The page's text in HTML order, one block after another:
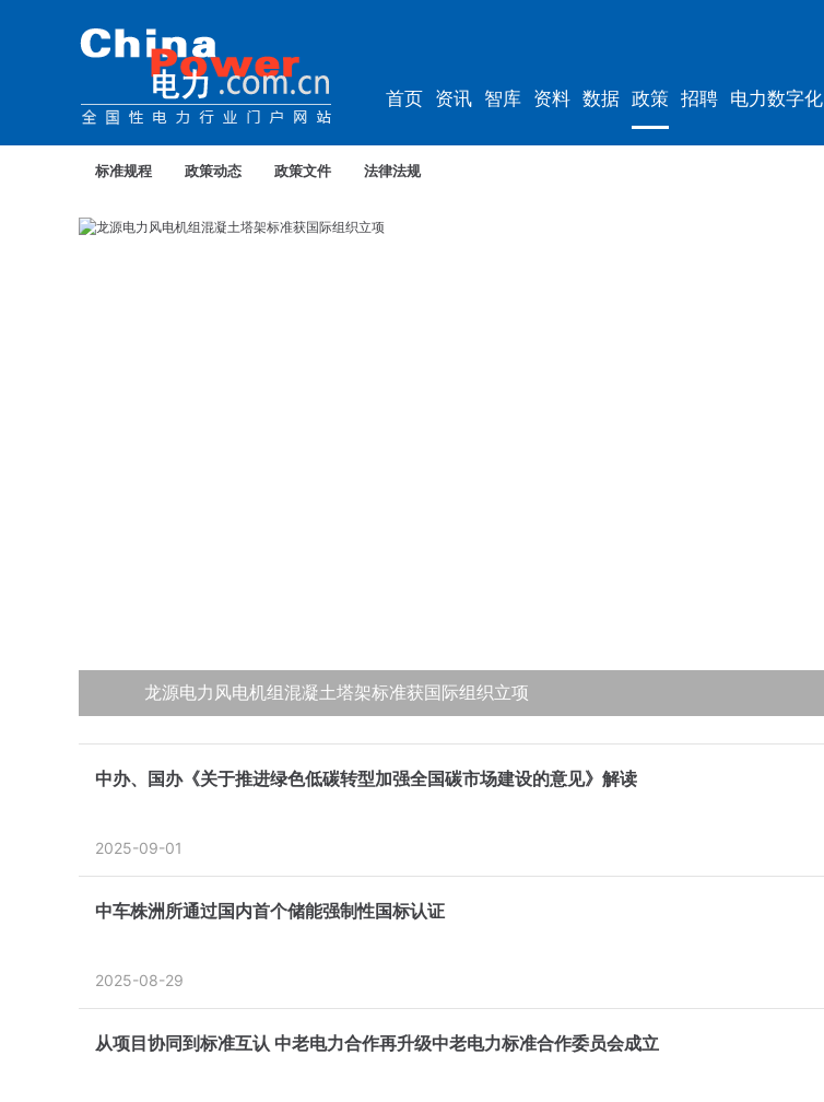
首页 资讯 智库 资料 数据 政策 招聘 电力数字化
标准规程 政策动态 政策文件 法律法规
华能实现水处理领域国际标准立项“零”突破
1 2 3 4 5
中办、国办《关于推进绿色低碳转型加强全国碳市场建设的意见》解读
2025-09-01
中车株洲所通过国内首个储能强制性国标认证
2025-08-29
从项目协同到标准互认 中老电力合作再升级中老电力标准合作委员会成立